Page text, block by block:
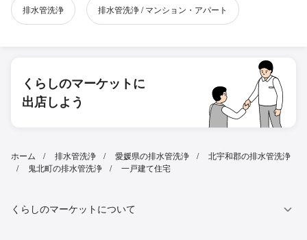
排水管洗浄 排水管洗浄 / マンション・アパート
くらしのマーケットに
出店しよう
ホーム 排水管洗浄 愛媛県の排水管洗浄
北宇和郡の排水管洗浄
鬼北町の排水管洗浄
一戸建て住宅
くらしのマーケットについて